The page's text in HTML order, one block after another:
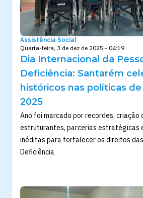
Assistência Social
Quarta-feira, 3 de dez de 2025 - 04:19
Dia Internacional da
Deficiência: Santarém
históricos nas políticas
2025
Ano foi marcado por recordes, criação
estruturantes, parcerias estratégicas
inéditas para fortalecer os direitos
Deficiência